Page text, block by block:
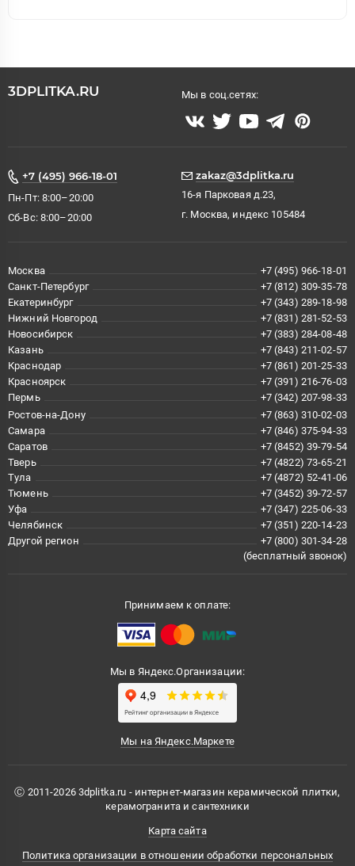
3DPLITKA.RU Мы в соц.сетях:
+7 (495) 966-18-01
Пн-Пт: 8:00–20:00
Сб-Вс: 8:00–20:00
zakaz@3dplitka.ru
16-я Парковая д.23,
г. Москва, индекс 105484
Москва
+7 (495) 966-18-01
Санкт-Петербург
+7 (812) 309-35-78
Екатеринбург
+7 (343) 289-18-98
Нижний Новгород
+7 (831) 281-52-53
Новосибирск
+7 (383) 284-08-48
Казань
+7 (843) 211-02-57
Краснодар
+7 (861) 201-25-33
Красноярск
+7 (391) 216-76-03
Пермь
+7 (342) 207-98-33
Ростов-на-Дону
+7 (863) 310-02-03
Самара
+7 (846) 375-94-33
Саратов
+7 (8452) 39-79-54
Тверь
+7 (4822) 73-65-21
Тула
+7 (4872) 52-41-06
Тюмень
+7 (3452) 39-72-57
Уфа
+7 (347) 225-06-33
Челябинск
+7 (351) 220-14-23
Другой регион
+7 (800) 301-34-28
(бесплатный звонок)
Принимаем к оплате:
Мы в Яндекс.Организации:
Мы на Яндекс.Маркете
Ⓒ 2011-2026 3dplitka.ru - интернет-магазин керамической плитки,
керамогранита и сантехники
Карта сайта
Политика организации в отношении обработки персональных